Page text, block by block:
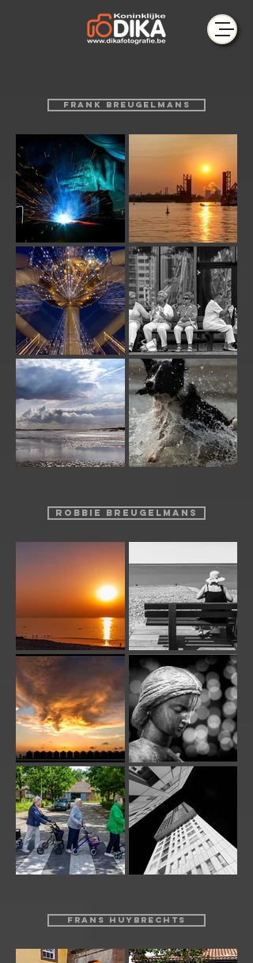
FRANK BREUGELMANS
ROBBIE BREUGELMANS
FRANS HUYBRECHTS